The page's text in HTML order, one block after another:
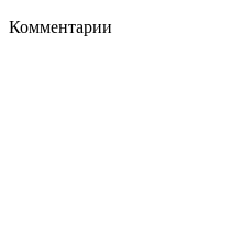
Комментарии